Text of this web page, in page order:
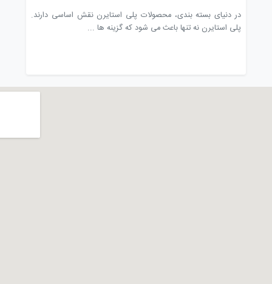
در دنیای بسته بندی، محصولات پلی استایرن نقش اساسی دارند.
پلی استایرن نه تنها باعث می شود که گزینه ها ...